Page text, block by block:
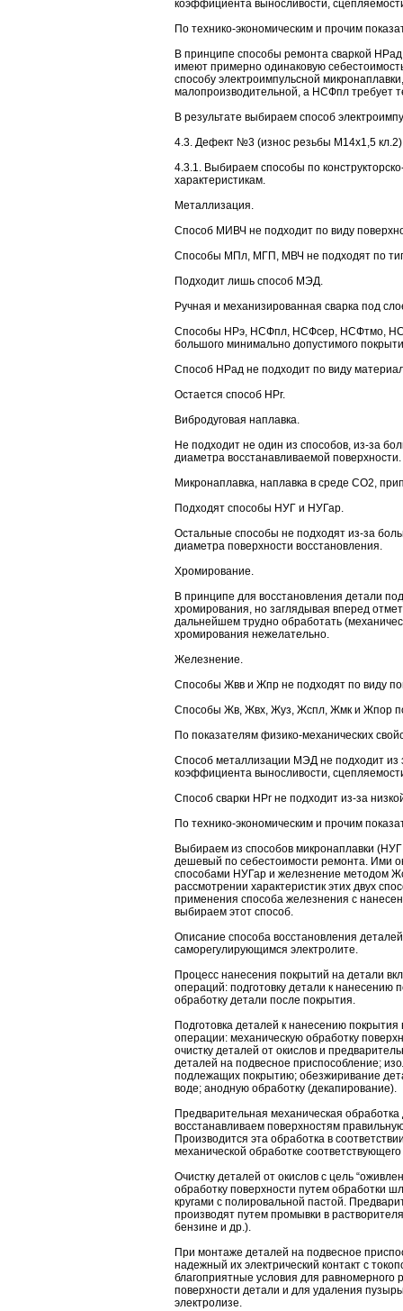
коэффициента выносливости,
По технико-экономическим и прочим
В принципе способы ремонта сваркой
имеют примерно одинаковую
способу электроимпульсной
малопроизводительной, а НСФпл требует
В результате выбираем способ
4.3. Дефект №3 (износ резьбы М14х1,5
4.3.1. Выбираем способы по
характеристикам.
Металлизация.
Способ МИВЧ не подходит по виду
Способы МПл, МГП, МВЧ не подходят по
Подходит лишь способ МЭД.
Ручная и механизированная сварка под
Способы НРэ, НСФпл, НСФсер, НСФтмо,
большого минимально допустимого
Способ НРад не подходит по виду
Остается способ НРг.
Вибродуговая наплавка.
Не подходит не один из способов, из-за
диаметра восстанавливаемой поверхности.
Микронаплавка, наплавка в среде СО2,
Подходят способы НУГ и НУГар.
Остальные способы не подходят из-за
диаметра поверхности восстановления.
Хромирование.
В принципе для восстановления детали
хромирования, но заглядывая вперед
дальнейшем трудно обработать
хромирования нежелательно.
Железнение.
Способы Жвв и Жпр не подходят по виду
Способы Жв, Жвх, Жуз, Жспл, Жмк и Жпор
По показателям физико-механических
Способ металлизации МЭД не подходит из
коэффициента выносливости,
Способ сварки НРг не подходит из-за
По технико-экономическим и прочим
Выбираем из способов микронаплавки
дешевый по себестоимости ремонта. Ими
способами НУГар и железнение методом
рассмотрении характеристик этих двух
применения способа железнения с
выбираем этот способ.
Описание способа восстановления
саморегулирующимся электролите.
Процесс нанесения покрытий на детали
операций: подготовку детали к нанесению
обработку детали после покрытия.
Подготовка деталей к нанесению
операции: механическую обработку
очистку деталей от окислов и
деталей на подвесное приспособление;
подлежащих покрытию; обезжиривание
воде; анодную обработку (декапирование).
Предварительная механическая
восстанавливаем поверхностям
Производится эта обработка в
механической обработке
Очистку деталей от окислов с цель
обработку поверхности путем обработки
кругами с полировальной пастой.
производят путем промывки в
бензине и др.).
При монтаже деталей на подвесное
надежный их электрический контакт с
благоприятные условия для равномерного
поверхности детали и для удаления
электролизе.